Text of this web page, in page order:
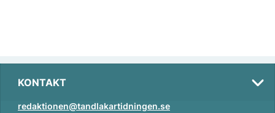
KONTAKT
redaktionen@tandlakartidningen.se